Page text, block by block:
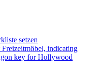
setzen